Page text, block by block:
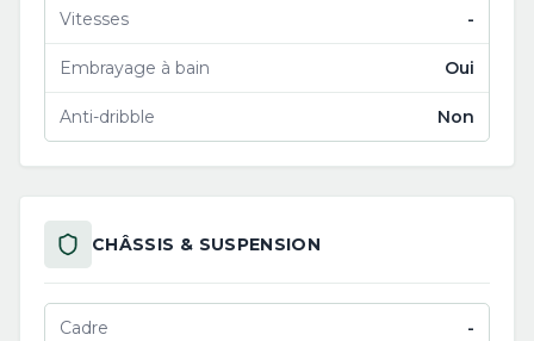
Vitesses -
Embrayage à bain Oui
Anti-dribble Non
CHÂSSIS & SUSPENSION
Cadre -